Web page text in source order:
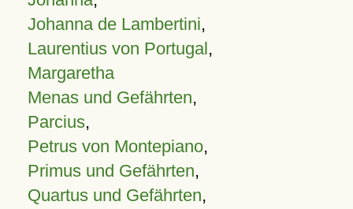
Johanna de Lambertini,
Laurentius von Portugal,
Margaretha
Menas und Gefährten,
Parcius,
Petrus von Montepiano,
Primus und Gefährten,
Quartus und Gefährten,